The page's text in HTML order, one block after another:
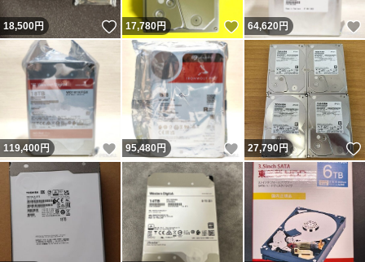
18,500円 いいね！
17,780円 いいね！
64,620 円
119,400円 いいね！
95,480 円 いいね！
27,790円